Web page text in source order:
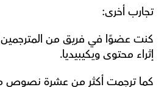
تجارب أخرى:
إثراء محتوى ويكيبيديا.